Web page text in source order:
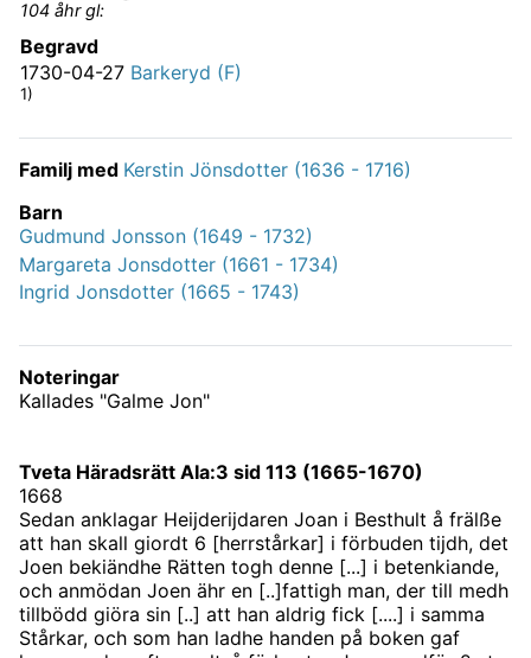
104 åhr gl:
Begravd
1730-04-27 Barkeryd (F)
1)
Familj med Kerstin Jönsdotter (1636 - 1716)
Barn
Gudmund Jonsson (1649 - 1732)
Margareta Jonsdotter (1661 - 1734)
Ingrid Jonsdotter (1665 - 1743)
Noteringar
Kallades "Galme Jon"
Tveta Häradsrätt AIa:3 sid 113 (1665-1670)
1668
Sedan anklagar Heijderijdaren Joan i Besthult å frälße
att han skall giordt 6 [herrstårkar] i förbuden tijdh, det
Joen bekiändhe Rätten togh denne [...] i betenkiande,
och anmödan Joen ähr en [..]fattigh man, der till medh
tillbödd giöra sin [..] att han aldrig fick [....] i samma
Stårkar, och som han ladhe handen på boken gaf